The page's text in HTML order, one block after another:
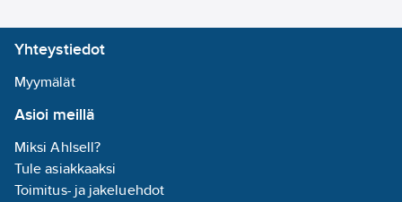
poikkeuksellisen
turvallisuuden.
valotehokkuuden johdosta
Yhteystiedot
Myymälät
Asioi meillä
Miksi Ahlsell?
Tule asiakkaaksi
Toimitus- ja jakeluehdot